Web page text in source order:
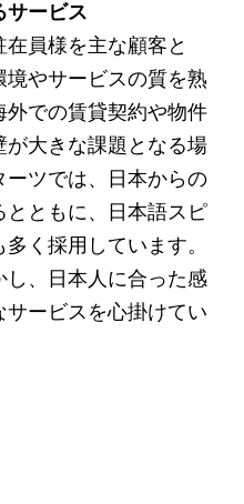
サービス
員様を主な顧客と
境やサービスの質を熟
での賃貸契約や物件
大きな課題となる場
ツでは、日本からの
ともに、日本語スピ
く採用しています。
し、日本人に合った感
ービスを心掛けてい